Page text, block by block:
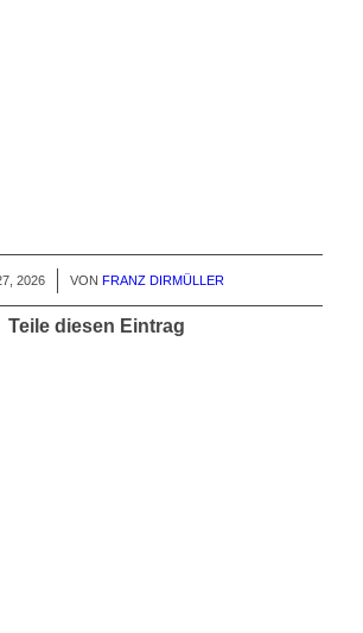
2026 VONFRANZ DIRMÜLLER
Teile diesen Eintrag